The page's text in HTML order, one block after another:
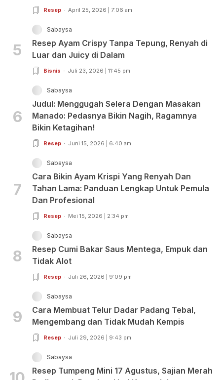
Resep April 25, 2026 | 7:06 am
5
Sabaysa
Resep Ayam Crispy Tanpa Tepung, Renyah di
Luar dan Juicy di Dalam
Bisnis Juli 23, 2026 | 11:45 pm
6
Sabaysa
Judul: Menggugah Selera Dengan Masakan
Manado: Pedasnya Bikin Nagih, Ragamnya
Bikin Ketagihan!
Resep Juni 15, 2026 | 6:40 am
7
Sabaysa
Cara Bikin Ayam Krispi Yang Renyah Dan
Tahan Lama: Panduan Lengkap Untuk Pemula
Dan Profesional
Resep Mei 15, 2026 | 2:34 pm
8
Sabaysa
Resep Cumi Bakar Saus Mentega, Empuk dan
Tidak Alot
Resep Juli 26, 2026 | 9:09 pm
9
Sabaysa
Cara Membuat Telur Dadar Padang Tebal,
Mengembang dan Tidak Mudah Kempis
Resep Juli 29, 2026 | 9:43 pm
Sabaysa
Resep Tumpeng Mini 17 Agustus, Sajian Merah